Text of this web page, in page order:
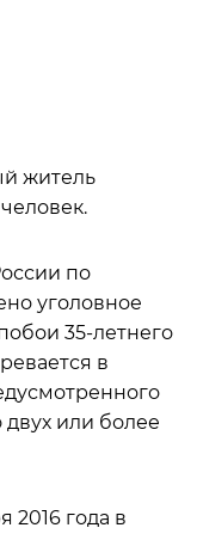
житель
по
уголовное
35-летнего
в
двух или более
2016 года в